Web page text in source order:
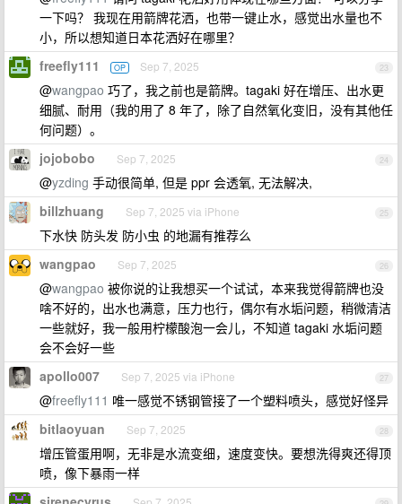
一下吗？ 我现在用箭牌花洒，也带一键止水，感觉出水量也不
小，所以想知道日本花洒好在哪里？
23
freefly111 OP Sep 7, 2025
@wangpao 巧了，我之前也是箭牌。tagaki 好在增压、出水更
细腻、耐用（我的用了 8 年了，除了自然氧化变旧，没有其他任
何问题）。
24
jojobobo Sep 7, 2025
@yzding 手动很简单, 但是 ppr 会透氧, 无法解决,
25
billzhuang Sep 7, 2025 via iPhone
下水快 防头发 防小虫 的地漏有推荐么
26
wangpao Sep 7, 2025
@wangpao 被你说的让我想买一个试试，本来我觉得箭牌也没
啥不好的，出水也满意，压力也行，偶尔有水垢问题，稍微清洁
一些就好，我一般用柠檬酸泡一会儿，不知道 tagaki 水垢问题
会不会好一些
27
apollo007 Sep 7, 2025 via iPhone
@freefly111 唯一感觉不锈钢管接了一个塑料喷头，感觉好怪异
28
bitlaoyuan Sep 7, 2025
增压管蛋用啊，无非是水流变细，速度变快。要想洗得爽还得顶
喷，像下暴雨一样